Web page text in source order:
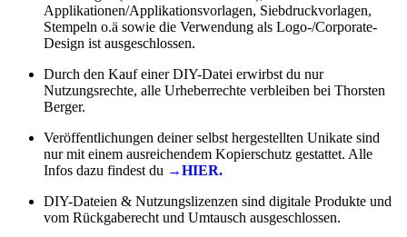
Applikationen/Applikationsvorlagen, Siebdruckvorlagen,
Stempeln o.ä sowie die Verwendung als Logo-/Corporate-
Design ist ausgeschlossen.
Durch den Kauf einer DIY-Datei erwirbst du nur
Nutzungsrechte, alle Urheberrechte verbleiben bei Thorsten
Berger.
Veröffentlichungen deiner selbst hergestellten Unikate sind
nur mit einem ausreichendem Kopierschutz gestattet. Alle
Infos dazu findest du →HIER.
DIY-Dateien & Nutzungslizenzen sind digitale Produkte und
vom Rückgaberecht und Umtausch ausgeschlossen.